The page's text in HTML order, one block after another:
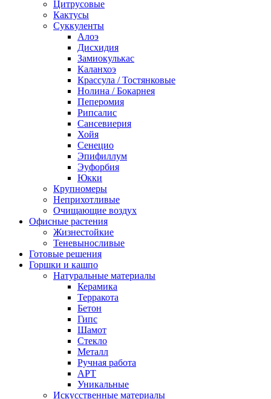
Цитрусовые
Кактусы
Суккуленты
Алоэ
Дисхидия
Замиокулькас
Каланхоэ
Крассула / Тостянковые
Нолина / Бокарнея
Пеперомия
Рипсалис
Сансевиерия
Хойя
Сенецио
Эпифиллум
Эуфорбия
Юкки
Крупномеры
Неприхотливые
Очищающие воздух
Офисные растения
Жизнестойкие
Теневыносливые
Готовые решения
Горшки и кашпо
Натуральные материалы
Керамика
Терракота
Бетон
Гипс
Шамот
Стекло
Металл
Ручная работа
АРТ
Уникальные
Искусственные материалы